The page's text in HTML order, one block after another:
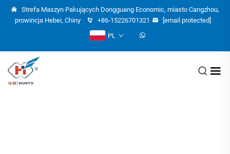
Strefa Maszyn Pakujących Dongguang Economic, miasto Cangzhou,
prowincja Hebei, Chiny
+86-15226701321
[email protected]
PL